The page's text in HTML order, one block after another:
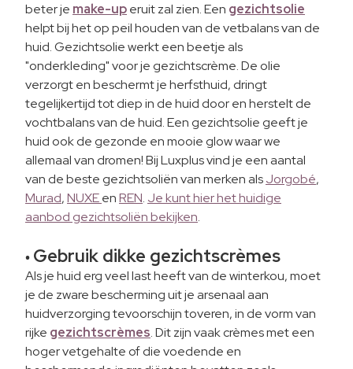
beter je make-uperuit zal zien. Een gezichtsolie
helpt bij het op peil houden van de vetbalans van de
huid. Gezichtsolie werkt een beetje als
"onderkleding" voor je gezichtscrème. De olie
verzorgt en beschermt je herfsthuid, dringt
tegelijkertijd tot diep in de huid door en herstelt de
vochtbalans van de huid. Een gezichtsolie geeft je
huid ook de gezonde en mooie glow waar we
allemaal van dromen! Bij Luxplus vind je een aantal
van de beste gezichtsoliën van merken alsJorgobé,
Murad,NUXEenREN. Je kunt hier het huidige
aanbod gezichtsoliën bekijken.
• Gebruik dikke gezichtscrèmes
Als je huid erg veel last heeft van de winterkou, moet
je de zware bescherming uit je arsenaal aan
huidverzorging tevoorschijn toveren, in de vorm van
rijke gezichtscrèmes. Dit zijn vaak crèmes met een
hoger vetgehalte of die voedende en